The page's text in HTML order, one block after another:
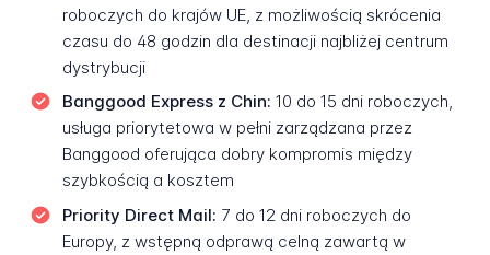
roboczych do krajów UE, z możliwością skrócenia
czasu do 48 godzin dla destinacji najbliżej centrum
dystrybucji
Banggood Express z Chin: 10 do 15 dni roboczych,
usługa priorytetowa w pełni zarządzana przez
Banggood oferująca dobry kompromis między
szybkością a kosztem
Priority Direct Mail: 7 do 12 dni roboczych do
Europy, z wstępną odprawą celną zawartą w